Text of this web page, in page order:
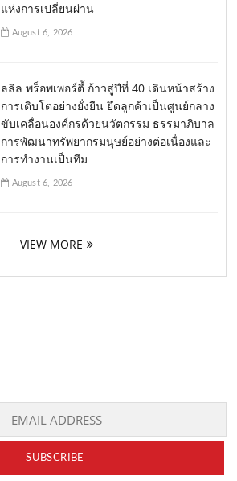
แห่งการเปลี่ยนผ่าน
August 6, 2026
ลลิล พร็อพเพอร์ตี้ ก้าวสู่ปีที่ 40 เดินหน้าสร้าง
การเติบโตอย่างยั่งยืน ยึดลูกค้าเป็นศูนย์กลาง
ขับเคลื่อนองค์กรด้วยนวัตกรรม ธรรมาภิบาล
การพัฒนาทรัพยากรมนุษย์อย่างต่อเนื่องและ
การทำงานเป็นทีม
August 6, 2026
VIEW MORE